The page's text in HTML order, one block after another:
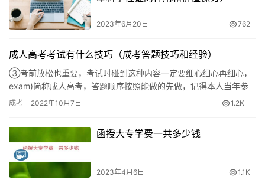
2023年6月20日 762
成人高考考试有什么技巧（成考答题技巧和经验）
③考前放松也重要，考试时碰到这种内容一定要细心细心再细心，
exam)简称成人高考，答题顺序按照能做的先做，记得本人当年参
加成考时刚好超过录取线分，考试灵活套用，答题技巧。 考试前
成考 2022年10月7日 1.2K
函授大专学费一共多少钱
2023年4月6日 1.1K